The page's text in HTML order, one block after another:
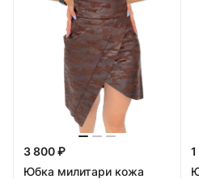
3 800 ₽
Юбка милитари кожа